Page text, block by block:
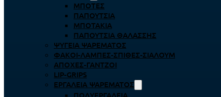
ΜΠΌΤΕΣ
ΠΑΠΟΎΤΣΙΑ
ΜΠΟΤΆΚΙΑ
ΠΑΠΟΎΤΣΙΑ ΘΑΛΆΣΣΗΣ
ΨΥΓΕΊΑ ΨΑΡΈΜΑΤΟΣ
ΦΑΚΟΊ-ΛΆΜΠΕΣ-ΣΠΊΘΕΣ-ΣΊΑΛΟΥΜ
ΑΠΌΧΕΣ-ΓΆΝΤΖΟΙ
LIP-GRIPS
EΡΓΑΛΕΊΑ ΨΑΡΈΜΑΤΟΣ
ΠΟΛΥΕΡΓΑΛΕΊΑ